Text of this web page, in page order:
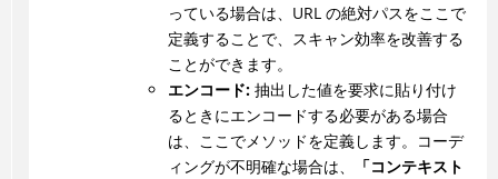
っている場合は、URL の絶対パスをここで
定義することで、スキャン効率を改善する
ことができます。
エンコード:抽出した値を要求に貼り付け
るときにエンコードする必要がある場合
は、ここでメソッドを定義します。コーデ
ィングが不明確な場合は、
「コンテキスト